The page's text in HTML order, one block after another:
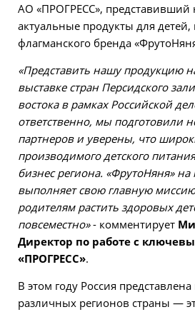
АО «ПРОГРЕСС», представивший
актуальные продукты для
флагманского бренда
«Представить нашу продукцию
выставке стран Персидского
востока в рамках Российской
ответственно, мы подготовили
партнеров и уверены, что
производимого детского
бизнес региона. «ФрутоНяня»
выполняет свою главную
родителям растить здоровых
повсеместно»- комментирует
Директор по работе с
«ПРОГРЕСС».
В этом году Россия
различных регионов страны —